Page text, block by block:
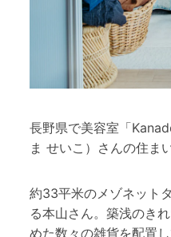
長野県で美容室「
ま せいこ）さんの住ま
約33平米のメゾネット
る本山さん。築浅のき
めた数々の雑貨を配置